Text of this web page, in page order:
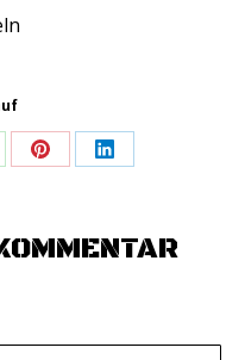
Share
Pinterest
Share
LinkedIn